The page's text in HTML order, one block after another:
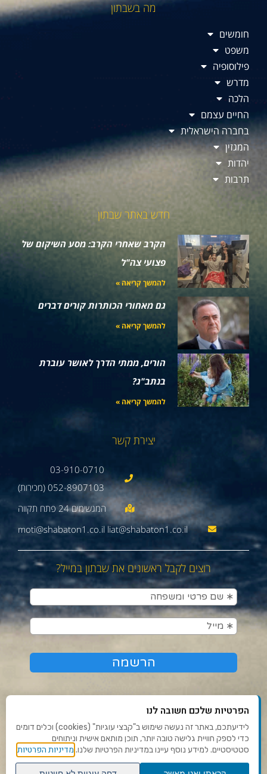
מה בשבתון
חומשים
משפט
פילוסופיה
מדרש
הלכה
החיים עצמם
בחברה הישראלית
המגזין
יהדות
תרבות
חדש באתר שבתון
הקרב שאחרי הקרב: מסע השיקום של
פצועי צה"ל
להמשך קריאה »
גם מאחורי הכותרות קורים דברים
להמשך קריאה »
הורים, ממתי הדרך לאושר עוברת
בנתב"ג?
להמשך קריאה »
יצירת קשר
03-910-0710
052-8907103 (מכירות)
moti@shabaton1.co.il liat@shabaton1.co.il
רוצים לקבל ראשונים את שבתון במייל?
תנאי שימוש ומדיניות פרטיות
פנו אלינו
הפרטיות שלכם חשובה לנו
לידיעתכם, באתר זה נעשה שימוש ב"קבצי עוגיות" (cookies) וכלים דומים
כדי לספק חוויית גלישה טובה יותר, תוכן מותאם אישית וניתוחים
סטטיסטיים. למידע נוסף עיינו במדיניות הפרטיות שלנו. מדיניות הפרטיות